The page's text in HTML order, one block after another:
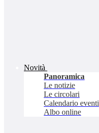
Novità
Panoramica
Le notizie
Le circolari
Calendario eventi
Albo online